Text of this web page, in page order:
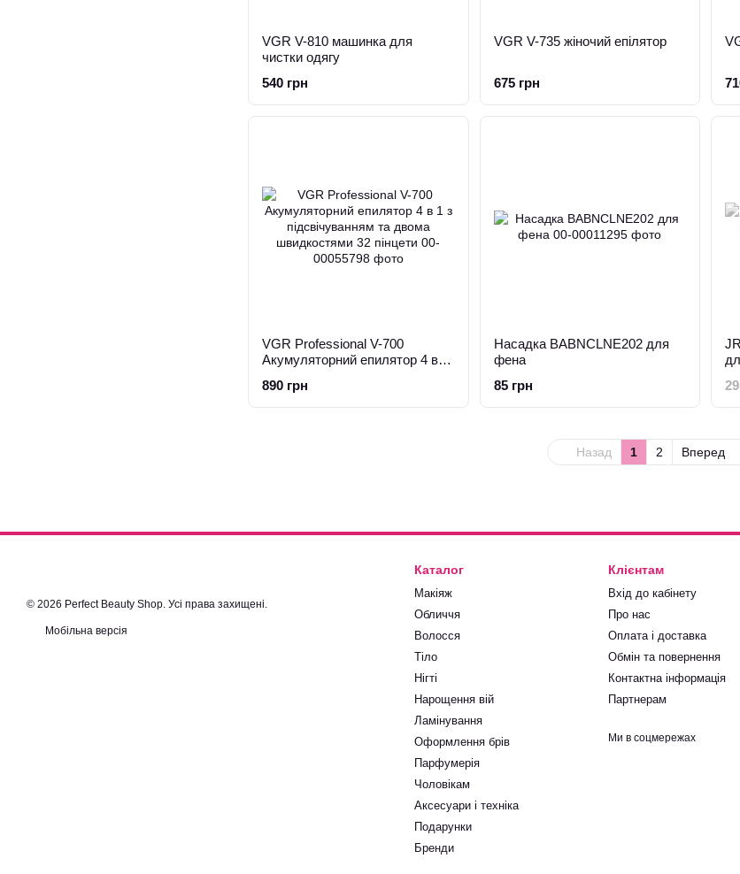
VGR V-810 машинка для
чистки одягу
540 грн
VGR V-735 жіночий епілятор
675 грн
VGR Professional V-700
Акумуляторний епилятор 4 в 1
швидкостями 32 пінцети
890 грн
Насадка BABNCLNE202 для
фена
85 грн
Назад 1 2 Вперед
© 2026 Perfect Beauty Shop. Усі права захищені.
Мобільна версія
Каталог
Макіяж
Обличчя
Волосся
Тіло
Нігті
Нарощення вій
Ламінування
Оформлення брів
Парфумерія
Чоловікам
Аксесуари і техніка
Подарунки
Бренди
Клієнтам
Вхід до кабінету
Про нас
Оплата і доставка
Обмін та повернення
Контактна інформація
Партнерам
Ми в соцмережах